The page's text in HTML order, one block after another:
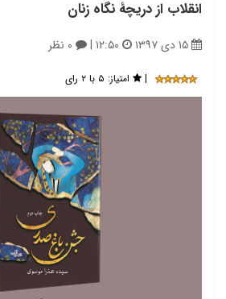
انقلاب از دریچۀ نگاه زنان
۱۵ دی ۱۳۹۷ ۱۲:۵۰ | ۰ نظر
| امتیاز: ۵ با ۲ رای